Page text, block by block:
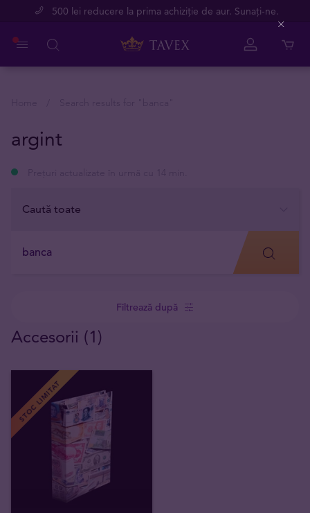
500 lei reducere la prima achiziție de aur. Sunați-ne.
argint
Filtrează după
Accesorii (1)
STOC LIMITAT
Close